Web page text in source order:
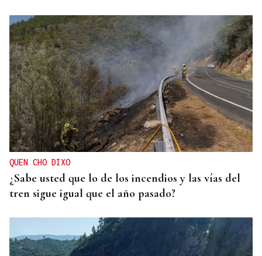
QUEN CHO DIXO
¿Sabe usted que lo de los incendios y las vías del
tren sigue igual que el año pasado?